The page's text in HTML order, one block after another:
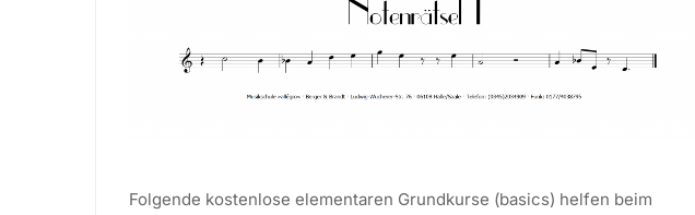
Folgende kostenlose elementaren Grundkurse (basics) helfen beim